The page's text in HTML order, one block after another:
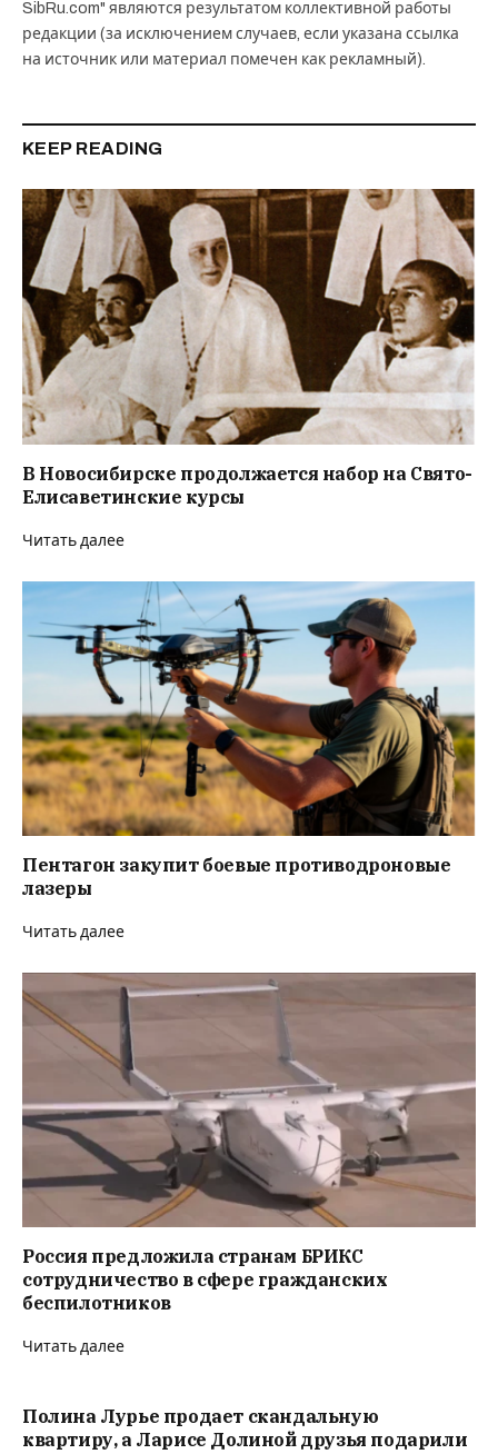
SibRu.com" являются результатом коллективной работы
редакции (за исключением случаев, если указана ссылка
на источник или материал помечен как рекламный).
KEEP READING
В Новосибирске продолжается набор на Свято-
Елисаветинские курсы
Читать далее
Пентагон закупит боевые противодроновые
лазеры
Читать далее
Россия предложила странам БРИКС
сотрудничество в сфере гражданских
беспилотников
Читать далее
Полина Лурье продает скандальную
квартиру, а Ларисе Долиной друзья подарили